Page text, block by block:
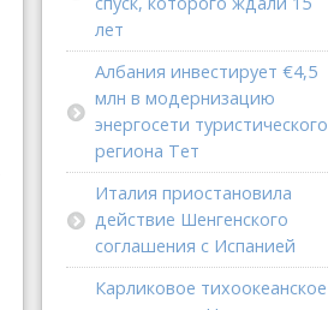
лет
Албания инвестирует €4,5
млн в модернизацию
энергосети туристического
региона Тет
Италия приостановила
действие Шенгенского
соглашения с Испанией
Карликовое тихоокеанское